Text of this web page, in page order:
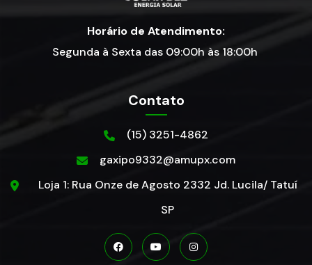
Horário de Atendimento:
Segunda à Sexta das 09:00h às 18:00h
Contato
(15) 3251-4862
gaxipo9332@amupx.com
Loja 1: Rua Onze de Agosto 2332 Jd. Lucila/ Tatuí
SP